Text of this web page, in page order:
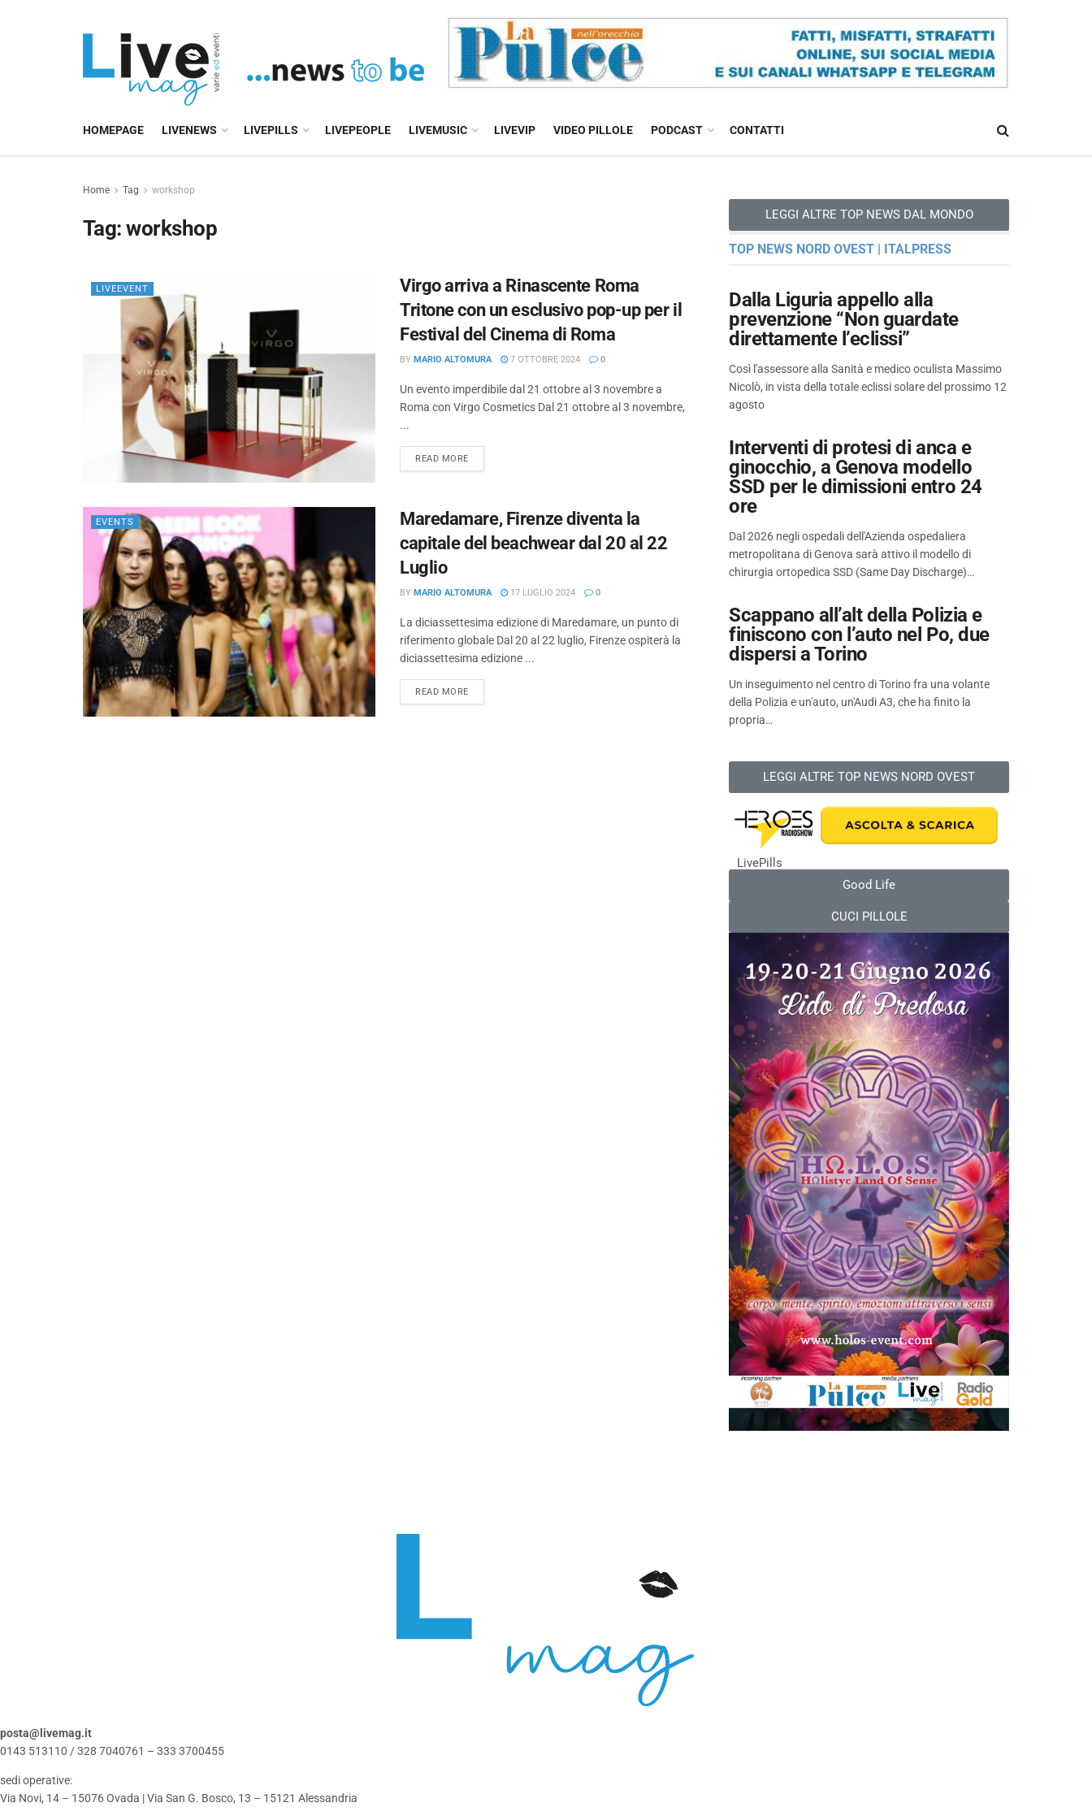
HOMEPAGE LIVENEWS LIVEPILLS LIVEPEOPLE LIVEMUSIC LIVEVIP VIDEO PILLOLE PODCAST CONTATTI
Home Tag workshop
Tag:workshop
LIVEEVENT
Virgo arriva a Rinascente Roma
Tritone con un esclusivo pop-up per il
Festival del Cinema di Roma
BY MARIO ALTOMURA 7 OTTOBRE 2024 0
Un evento imperdibile dal 21 ottobre al 3 novembre a
Roma con Virgo Cosmetics Dal 21 ottobre al 3 novembre,
...
READ MORE
EVENTS
Maredamare, Firenze diventa la
capitale del beachwear dal 20 al 22
Luglio
BY MARIO ALTOMURA 17 LUGLIO 2024 0
La diciassettesima edizione di Maredamare, un punto di
riferimento globale Dal 20 al 22 luglio, Firenze ospiterà la
diciassettesima edizione ...
READ MORE
LEGGI ALTRE TOP NEWS DAL MONDO
TOP NEWS NORD OVEST | ITALPRESS
Dalla Liguria appello alla
prevenzione “Non guardate
direttamente l’eclissi”
Così l'assessore alla Sanità e medico oculista Massimo
Nicolò, in vista della totale eclissi solare del prossimo 12
agosto
Interventi di protesi di anca e
ginocchio, a Genova modello
SSD per le dimissioni entro 24
ore
Dal 2026 negli ospedali dell'Azienda ospedaliera
metropolitana di Genova sarà attivo il modello di
chirurgia ortopedica SSD (Same Day Discharge)…
Scappano all’alt della Polizia e
finiscono con l’auto nel Po, due
dispersi a Torino
Un inseguimento nel centro di Torino fra una volante
della Polizia e un'auto, un'Audi A3, che ha finito la
propria…
LEGGI ALTRE TOP NEWS NORD OVEST
LivePills
Good Life
CUCI PILLOLE
posta@livemag.it
0143 513110 / 328 7040761 – 333 3700455
sedi operative:
Via Novi, 14 – 15076 Ovada | Via San G. Bosco, 13 – 15121 Alessandria